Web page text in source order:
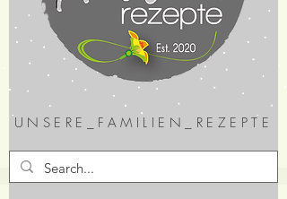
UNSERE_FAMILIEN_REZEPTE